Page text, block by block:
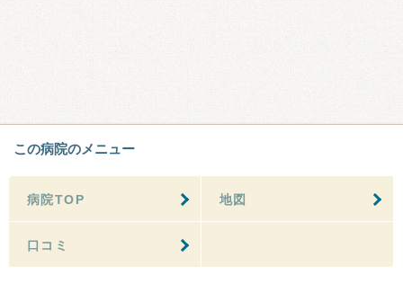
この病院のメニュー
病院TOP 地図
口コミ